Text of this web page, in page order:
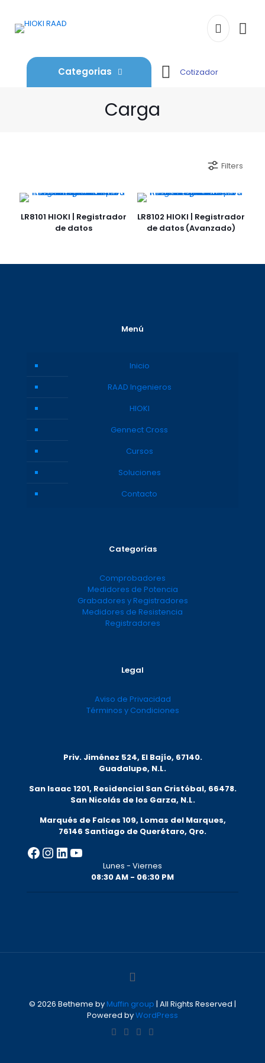
Categorias Cotizador
Carga
Filters
LR8101 HIOKI | Registrador
de datos
LR8102 HIOKI | Registrador
de datos (Avanzado)
Menú
Inicio
RAAD Ingenieros
HIOKI
Gennect Cross
Cursos
Soluciones
Contacto
Categorías
Comprobadores
Medidores de Potencia
Grabadores y Registradores
Medidores de Resistencia
Registradores
Legal
Aviso de Privacidad
Términos y Condiciones
Priv. Jiménez 524, El Bajío, 67140.
Guadalupe, N.L.
San Isaac 1201, Residencial San Cristóbal, 66478.
San Nicolás de los Garza, N.L.
Marqués de Falces 109, Lomas del Marques,
76146 Santiago de Querétaro, Qro.
Facebook
Instagram
LinkedIn
YouTube
Lunes - Viernes
08:30 AM - 06:30 PM
© 2026 Betheme by Muffin group | All Rights Reserved |
Powered byWordPress